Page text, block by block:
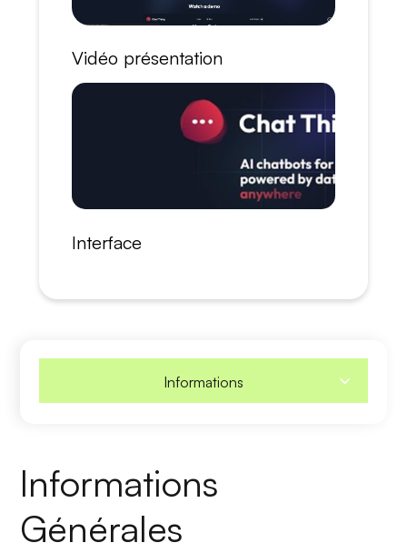
Vidéo présentation
Interface
Informations
Informations
Générales